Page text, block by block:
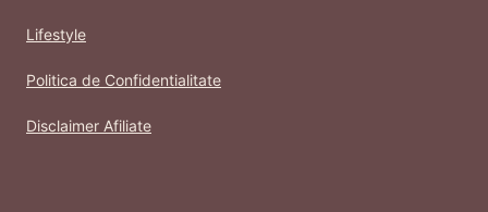
Lifestyle
Politica de Confidentialitate
Disclaimer Afiliate